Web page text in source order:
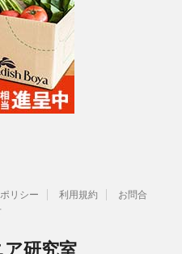
リシー 利用規約
お問合
研究室